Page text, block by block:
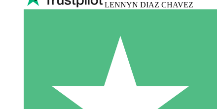
LENNYN DIAZ CHAVEZ